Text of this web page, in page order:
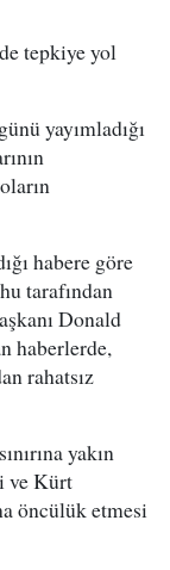
tepkiye yol
yayımladığı
habere göre
tarafından
Donald
haberlerde,
rahatsız
yakın
ve Kürt
öncülük etmesi